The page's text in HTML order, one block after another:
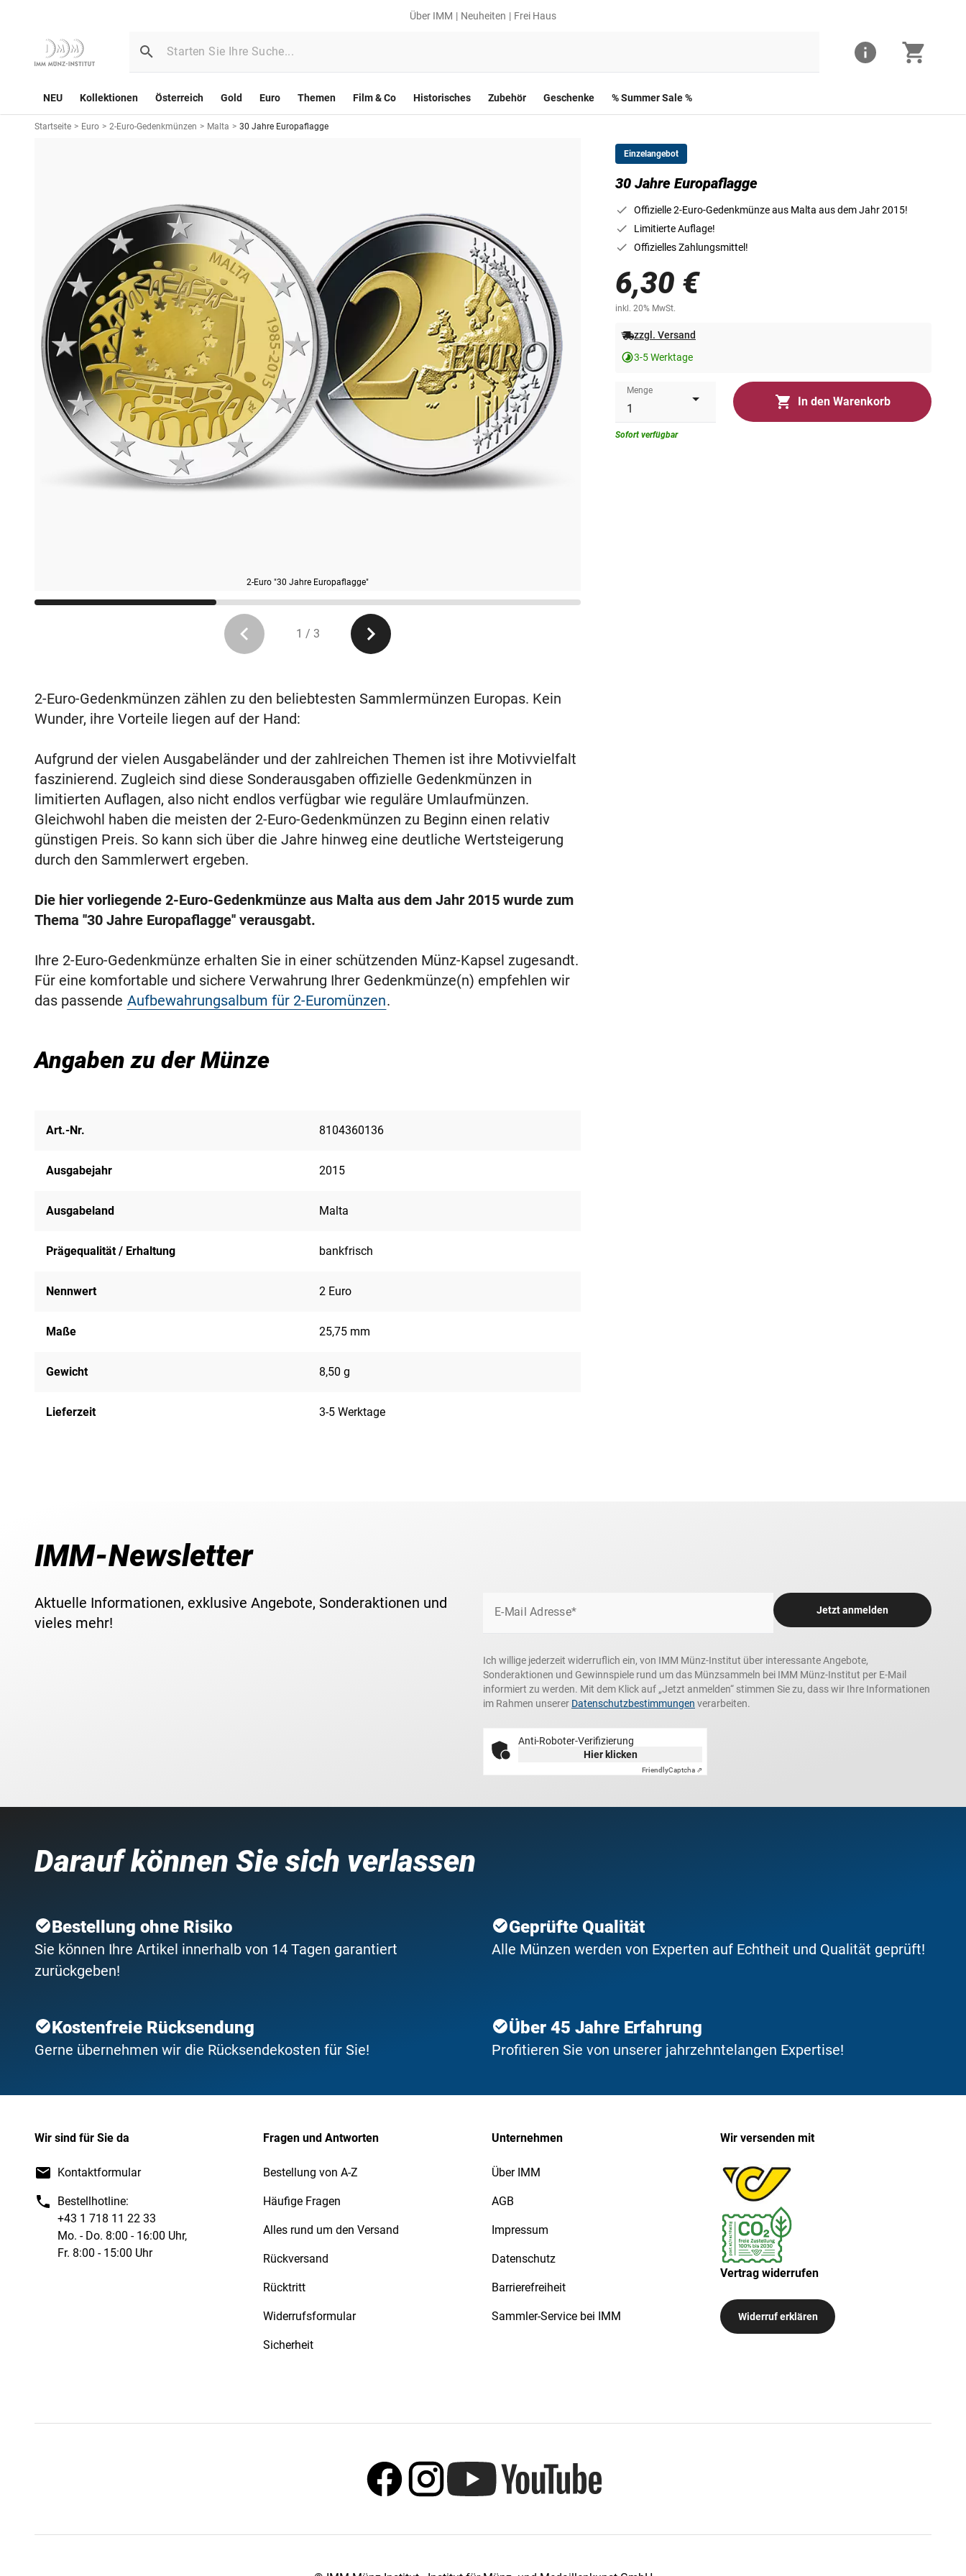
Über IMM Neuheiten Frei Haus
NEU Kollektionen Österreich Gold Euro Themen Film & Co Historisches Zubehör Geschenke % Summer Sale %
Startseite > Euro > 2-Euro-Gedenkmünzen > Malta > 30 Jahre Europaflagge
2-Euro "30 Jahre Europaflagge"
1 / 3
Einzelangebot
30 Jahre Europaflagge
Offizielle 2-Euro-Gedenkmünze aus Malta aus dem Jahr 2015!
Limitierte Auflage!
Offizielles Zahlungsmittel!
6,30 €
inkl. 20% MwSt.
zzgl. Versand
3-5 Werktage
Menge
In den Warenkorb
Sofort verfügbar
2-Euro-Gedenkmünzen zählen zu den beliebtesten Sammlermünzen Europas. Kein
Wunder, ihre Vorteile liegen auf der Hand:
Aufgrund der vielen Ausgabeländer und der zahlreichen Themen ist ihre Motivvielfalt
faszinierend. Zugleich sind diese Sonderausgaben offizielle Gedenkmünzen in
limitierten Auflagen, also nicht endlos verfügbar wie reguläre Umlaufmünzen.
Gleichwohl haben die meisten der 2-Euro-Gedenkmünzen zu Beginn einen relativ
günstigen Preis. So kann sich über die Jahre hinweg eine deutliche Wertsteigerung
durch den Sammlerwert ergeben.
Die hier vorliegende 2-Euro-Gedenkmünze aus Malta aus dem Jahr 2015 wurde zum
Thema ''30 Jahre Europaflagge'' verausgabt.
Ihre 2-Euro-Gedenkmünze erhalten Sie in einer schützenden Münz-Kapsel zugesandt.
Für eine komfortable und sichere Verwahrung Ihrer Gedenkmünze(n) empfehlen wir
das passende Aufbewahrungsalbum für 2-Euromünzen.
Angaben zu der Münze
Art.-Nr. 8104360136
Ausgabejahr 2015
Ausgabeland Malta
Prägequalität / Erhaltung bankfrisch
Nennwert 2 Euro
Maße 25,75 mm
Gewicht 8,50 g
Lieferzeit 3-5 Werktage
IMM-Newsletter
Aktuelle Informationen, exklusive Angebote, Sonderaktionen und
vieles mehr!
E-Mail Adresse* Jetzt anmelden
Ich willige jederzeit widerruflich ein, von IMM Münz-Institut über interessante Angebote,
Sonderaktionen und Gewinnspiele rund um das Münzsammeln bei IMM Münz-Institut per E-Mail
informiert zu werden. Mit dem Klick auf „Jetzt anmelden“ stimmen Sie zu, dass wir Ihre Informationen
im Rahmen unserer Datenschutzbestimmungen verarbeiten.
Anti-Roboter-Verifizierung
Hier klicken
FriendlyCaptcha ⇗
Darauf können Sie sich verlassen
Bestellung ohne Risiko
Sie können Ihre Artikel innerhalb von 14 Tagen garantiert
zurückgeben!
Geprüfte Qualität
Alle Münzen werden von Experten auf Echtheit und Qualität geprüft!
Kostenfreie Rücksendung
Gerne übernehmen wir die Rücksendekosten für Sie!
Über 45 Jahre Erfahrung
Profitieren Sie von unserer jahrzehntelangen Expertise!
Wir sind für Sie da
Kontaktformular
Bestellhotline:
+43 1 718 11 22 33
Mo. - Do. 8:00 - 16:00 Uhr,
Fr. 8:00 - 15:00 Uhr
Fragen und Antworten
Bestellung von A-Z
Häufige Fragen
Alles rund um den Versand
Rückversand
Rücktritt
Widerrufsformular
Sicherheit
Unternehmen
Über IMM
AGB
Impressum
Datenschutz
Barrierefreiheit
Sammler-Service bei IMM
Wir versenden mit
Vertrag widerrufen
Widerruf erklären